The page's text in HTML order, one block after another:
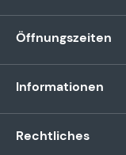
Öffnungszeiten
Informationen
Rechtliches